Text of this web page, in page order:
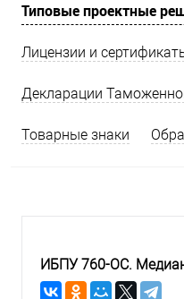
Типовые проектные
Лицензии и
Декларации
Товарные знаки
ИБПУ 760-ОС.